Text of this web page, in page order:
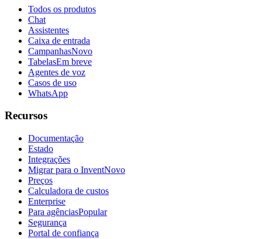
Todos os produtos
Chat
Assistentes
Caixa de entrada
CampanhasNovo
TabelasEm breve
Agentes de voz
Casos de uso
WhatsApp
Recursos
Documentação
Estado
Integrações
Migrar para o InventNovo
Preços
Calculadora de custos
Enterprise
Para agênciasPopular
Segurança
Portal de confiança